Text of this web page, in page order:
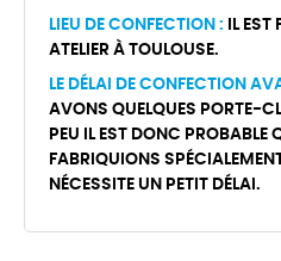
LIEU DE CONFECTION : IL
ATELIER À TOULOUSE.
LE DÉLAI DE CONFECTION
AVONS QUELQUES PORTE-
PEU IL EST DONC PROBABLE
FABRIQUIONS
NÉCESSITE UN PETIT DÉLAI.